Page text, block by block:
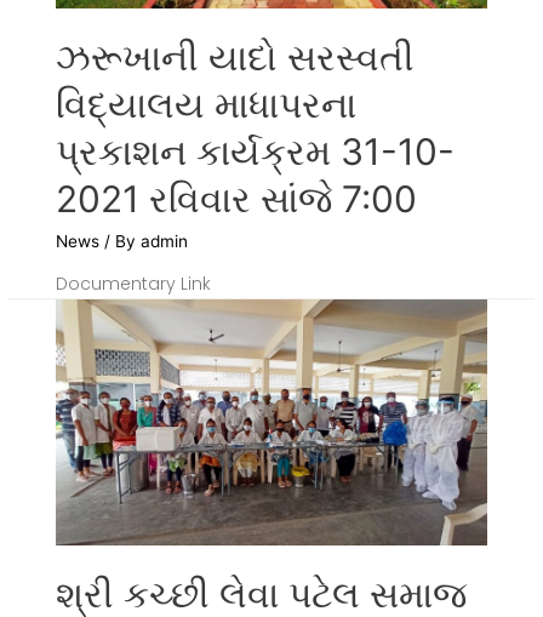
ઝરૂખાની યાદો સરસ્વતી
વિદ્યાલય માધાપરના
પ્રકાશન કાર્યક્રમ 31-10-
2021 રવિવાર સાંજે 7:00
News / Byadmin
Documentary Link
શ્રી કચ્છી લેવા પટેલ સમાજ